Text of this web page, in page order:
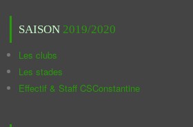
SAISON 2019/2020
Les clubs
Les stades
Effectif & Staff CSConstantine